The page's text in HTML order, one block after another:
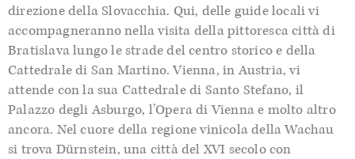
direzione della Slovacchia. Qui, delle guide locali vi
accompagneranno nella visita della pittoresca città di
Bratislava lungo le strade del centro storico e della
Cattedrale di San Martino. Vienna, in Austria,vi
attende con la sua Cattedrale di Santo Stefano, il
Palazzo degli Asburgo, l’Opera di Vienna e molto altro
ancora. Nel cuore della regione vinicola dellaWachau
si trova Dürnstein, una città del XVI secolo con